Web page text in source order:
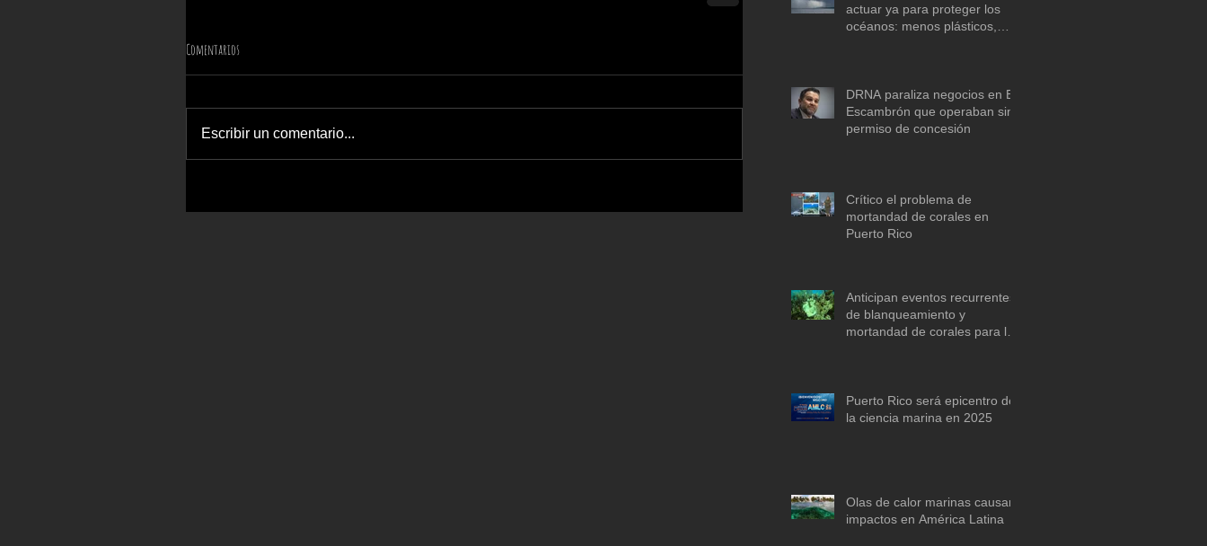
Comentarios
Escribir un comentario...
actuar ya para proteger los
océanos: menos plásticos,
DRNA paraliza negocios en El
Escambrón que operaban sin
permiso de concesión
Crítico el problema de
mortandad de corales en
Puerto Rico
Anticipan eventos recurrentes
de blanqueamiento y
mortandad de corales para la
Puerto Rico será epicentro de
la ciencia marina en 2025
Olas de calor marinas causan
impactos en América Latina